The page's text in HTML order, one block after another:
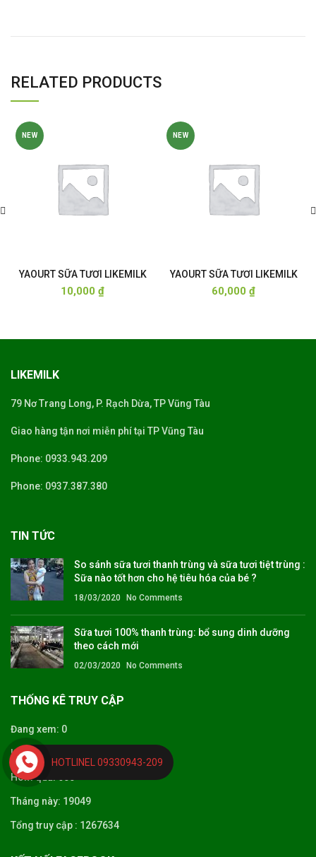
RELATED PRODUCTS
NEW
YAOURT SỮA TƯƠI LIKEMILK
10,000 ₫
NEW
YAOURT SỮA TƯƠI LIKEMILK
60,000 ₫
LIKEMILK
79 Nơ Trang Long, P. Rạch Dừa, TP Vũng Tàu
Giao hàng tận nơi miễn phí tại TP Vũng Tàu
Phone: 0933.943.209
Phone: 0937.387.380
TIN TỨC
So sánh sữa tươi thanh trùng và sữa tươi tiệt trùng :
Sữa nào tốt hơn cho hệ tiêu hóa của bé ?
18/03/2020 No Comments
Sữa tươi 100% thanh trùng: bổ sung dinh dưỡng
theo cách mới
02/03/2020 No Comments
THỐNG KÊ TRUY CẬP
Đang xem: 0
Hôm nay: 460
Hôm qua: 600
Tháng này: 19049
Tổng truy cập : 1267634
HOTLINEL 09330943-209